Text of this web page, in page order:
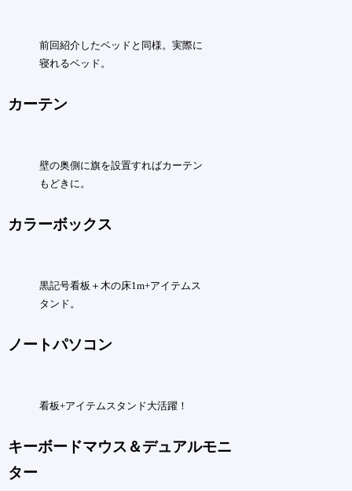
前回紹介したベッドと同様。実際に
寝れるベッド。
カーテン
壁の奥側に旗を設置すればカーテン
もどきに。
カラーボックス
黒記号看板＋木の床1m+アイテムス
タンド。
ノートパソコン
看板+アイテムスタンド大活躍！
キーボードマウス＆デュアルモニ
ター